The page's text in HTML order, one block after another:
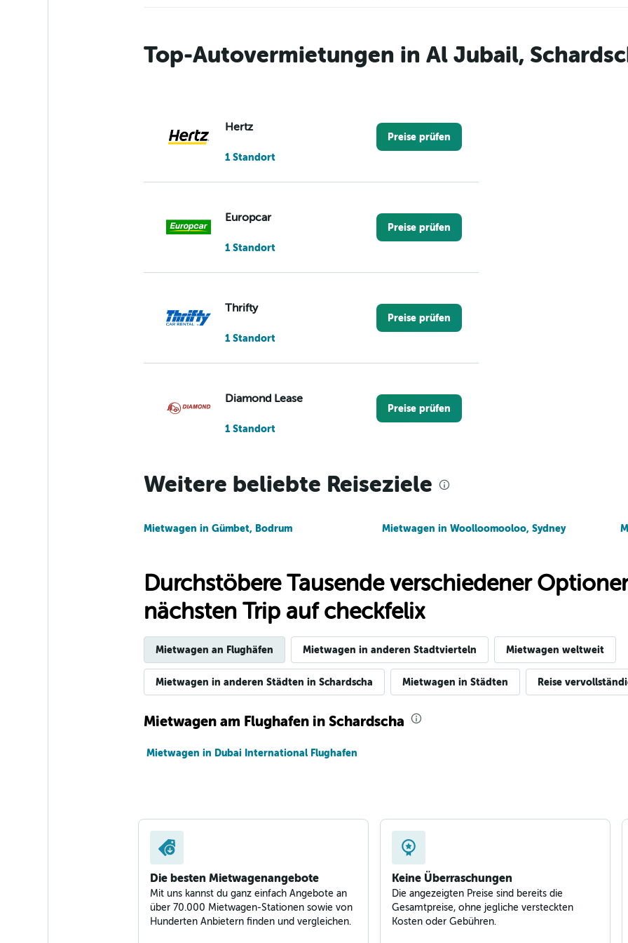
Top-Autovermietungen in Al Jubail,
Hertz
1 Standort
Preise prüfen
Europcar
1 Standort
Preise prüfen
Thrifty
1 Standort
Preise prüfen
Diamond Lease
1 Standort
Preise prüfen
DRIVUS
INTERRENT
1 Standort
Preise prüfen
Final Rentals
Preise prüfen
Autorent
Weitere beliebte Reiseziele
Mietwagen in Gümbet, Bodrum Mietwagen in Woolloomooloo, Sydney
Durchstöbere Tausende verschiedener
nächsten Trip auf checkfelix
Mietwagen an Flughäfen Mietwagen in anderen Stadtvierteln Mietwagen weltweit
Mietwagen in anderen Städten in Schardscha Mietwagen in Städten Reise
Mietwagen am Flughafen in Schardscha
Mietwagen in Dubai International Flughafen
Die besten Mietwagenangebote
Mit uns kannst du ganz einfach Angebote an
über 70.000 Mietwagen-Stationen sowie von
Hunderten Anbietern finden und vergleichen.
Keine Überraschungen
Die angezeigten Preise sind bereits die
Gesamtpreise, ohne jegliche versteckten
Kosten oder Gebühren.